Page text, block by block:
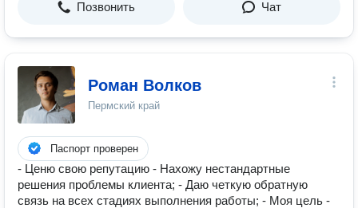
Позвонить Чат
Роман Волков
Пермский край
Паспорт проверен
- Ценю свою репутацию - Нахожу нестандартные
решения проблемы клиента; - Даю четкую обратную
связь на всех стадиях выполнения работы; - Моя цель -